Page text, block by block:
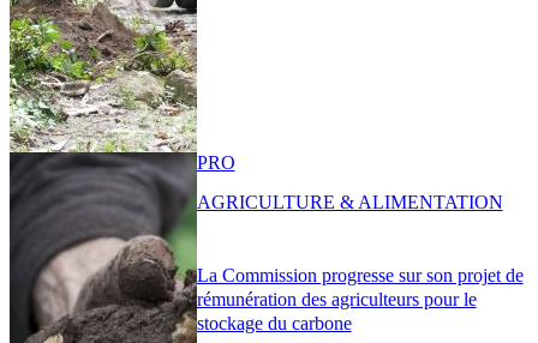
La Commission progresse sur son projet de
rémunération des agriculteurs pour le
stockage du carbone
PRO
AGRICULTURE & ALIMENTATION